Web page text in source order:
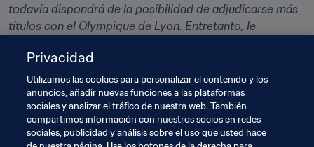
todavía dispondrá de la posibilidad de adjudicarse más
títulos con el Olympique de Lyon. Entretanto, le
“Un aplauso, Camille Abily, por tu gran carrera
internacional”
Privacidad
Utilizamos las cookies para personalizar el contenido y los
anuncios, añadir nuevas funciones a las plataformas
sociales y analizar el tráfico de nuestra web. También
compartimos información con nuestros socios en redes
sociales, publicidad y análisis sobre el uso que usted hace